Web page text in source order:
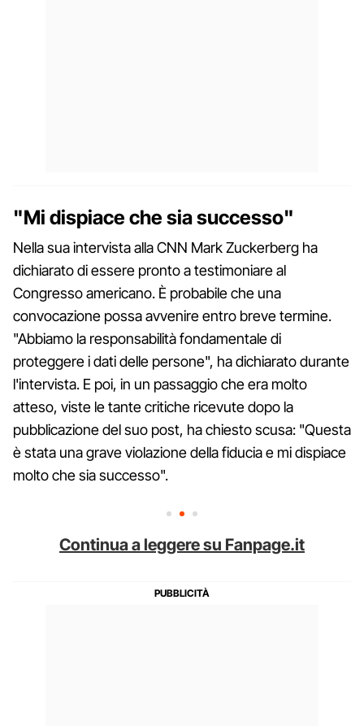
"Mi dispiace che sia successo"
Nella sua intervista alla CNN Mark Zuckerberg ha
dichiarato di essere pronto a testimoniare al
Congresso americano. È probabile che una
convocazione possa avvenire entro breve termine.
"Abbiamo la responsabilità fondamentale di
proteggere i dati delle persone", ha dichiarato durante
l'intervista. E poi, in un passaggio che era molto
atteso, viste le tante critiche ricevute dopo la
pubblicazione del suo post, ha chiesto scusa: "Questa
è stata una grave violazione della fiducia e mi dispiace
molto che sia successo".
Continua a leggere su Fanpage.it